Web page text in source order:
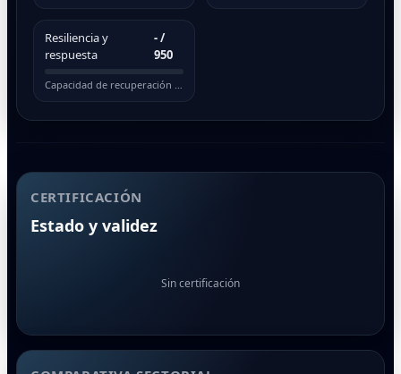
Resiliencia y
respuesta
-/
950
Capacidad de recuperación ante incidentes
CERTIFICACIÓN
Estado y validez
Sin certificación